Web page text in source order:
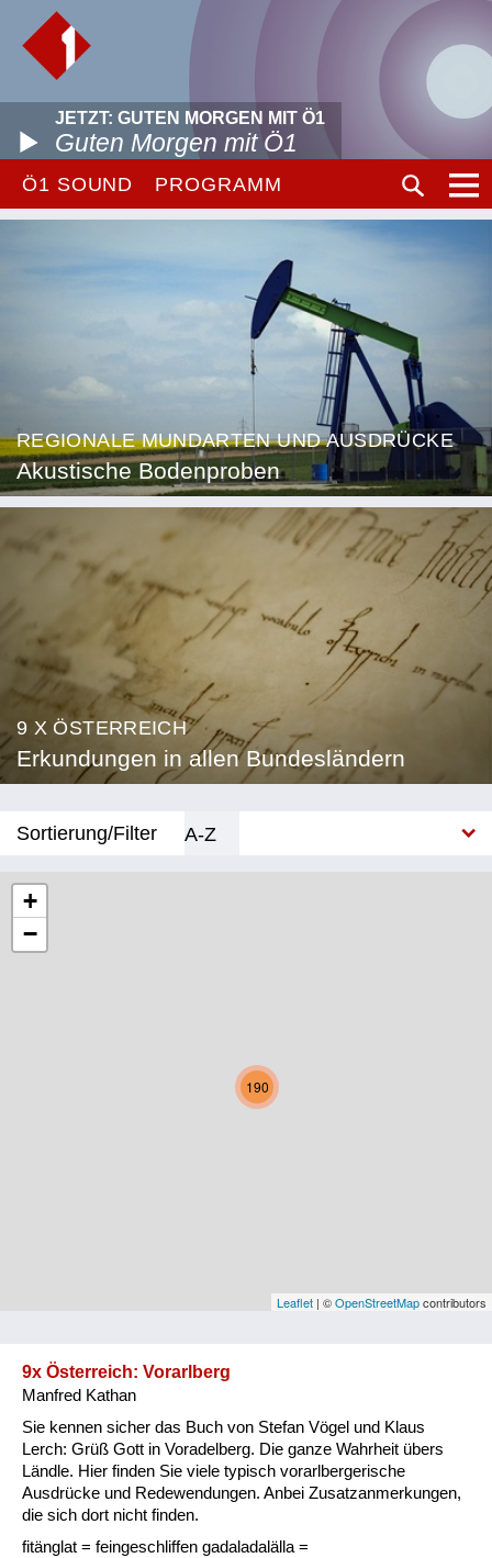
JETZT: GUTEN MORGEN MIT Ö1
Guten Morgen mit Ö1
Ö1 SOUND PROGRAMM
REGIONALE MUNDARTEN UND AUSDRÜCKE
Akustische Bodenproben
9 X ÖSTERREICH
Erkundungen in allen Bundesländern
Sortierung/Filter
A-Z
Niederösterreich
Oberösterreich
Vorarlberg
Natur und Landwirtschaft
Fluchen und Reden
Mensch, Tier und Alltag
190
+
−
Leaflet | ©OpenStreetMapcontributors
9x Österreich: Vorarlberg
Manfred Kathan
Sie kennen sicher das Buch von Stefan Vögel und Klaus
Lerch: Grüß Gott in Voradelberg. Die ganze Wahrheit übers
Ländle. Hier finden Sie viele typisch vorarlbergerische
Ausdrücke und Redewendungen. Anbei Zusatzanmerkungen,
die sich dort nicht finden.
fitänglat = feingeschliffen gadaladalälla =